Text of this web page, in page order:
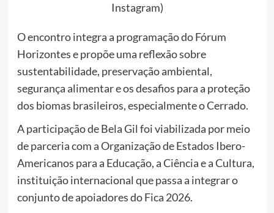
Instagram)
O encontro integra a programação do Fórum
Horizontes e propõe uma reflexão sobre
sustentabilidade, preservação ambiental,
segurança alimentar e os desafios para a proteção
dos biomas brasileiros, especialmente o Cerrado.
A participação de Bela Gil foi viabilizada por meio
de parceria com a Organização de Estados Ibero-
Americanos para a Educação, a Ciência e a Cultura,
instituição internacional que passa a integrar o
conjunto de apoiadores do Fica 2026.